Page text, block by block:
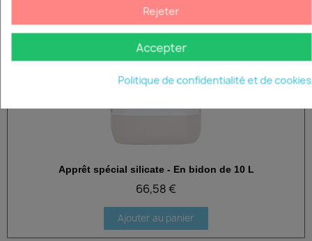
Aperçu rapide
Apprêt spécial silicate - En bidon de 10 L
66,58 €
Ajouter au panier
Rejeter
Accepter
Politique de confidentialité et de cookies